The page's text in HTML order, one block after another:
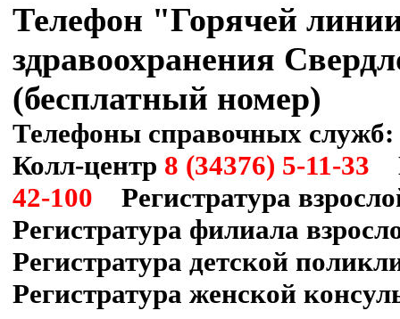
Телефон "Горячей
здравоохранения
(бесплатный номер)
Телефоны справочных служб:
Колл-центр 8 (34376) 5-11-33
42-100 Регистратура
Регистратура филиала
Регистратура детской
Регистратура женской